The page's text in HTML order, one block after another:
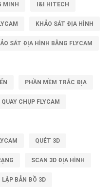
MINH I&I HITECH
KHẢO SÁT ĐỊA HÌNH
SÁT ĐỊA HÌNH BẰNG FLYCAM
PHẦN MỀM TRẮC ĐỊA
QUAY CHỤP FLYCAM
QUÉT 3D
SCAN 3D ĐỊA HÌNH
LẬP BẢN ĐỒ 3D